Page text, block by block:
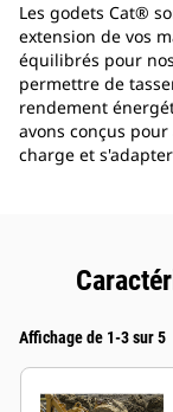
Les godets Cat®
extension de vos
équilibrés pour
permettre de
rendement
avons conçus
charge et
Affichage de 1-3 sur 5